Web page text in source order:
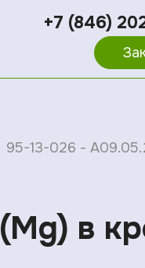
+7 (846)
95-13-026 -
в